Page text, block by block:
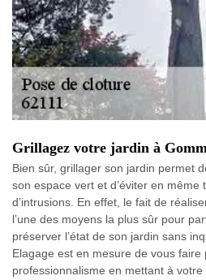
Grillagez votre jardin à
Bien sûr, grillager son jardin permet
son espace vert et d’éviter en même
d’intrusions. En effet, le fait de
l’une des moyens la plus sûr pour
préserver l’état de son jardin sans
Elagage est en mesure de vous faire
professionnalisme en mettant à